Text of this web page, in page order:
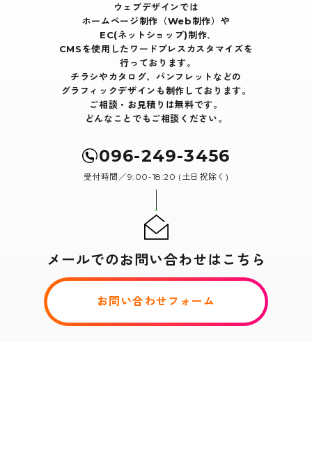
ウェブデザインでは
ホームページ制作（Web制作）や
EC(ネットショップ)制作､
CMSを使用したワードプレスカスタマイズを
行っております｡
チラシやカタログ、パンフレットなどの
グラフィックデザインも制作しております。
ご相談・お見積りは無料です。
どんなことでもご相談ください。
096-249-3456
受付時間／9:00-18:20 (土日祝除く)
メールでのお問い合わせはこちら
お問い合わせフォーム